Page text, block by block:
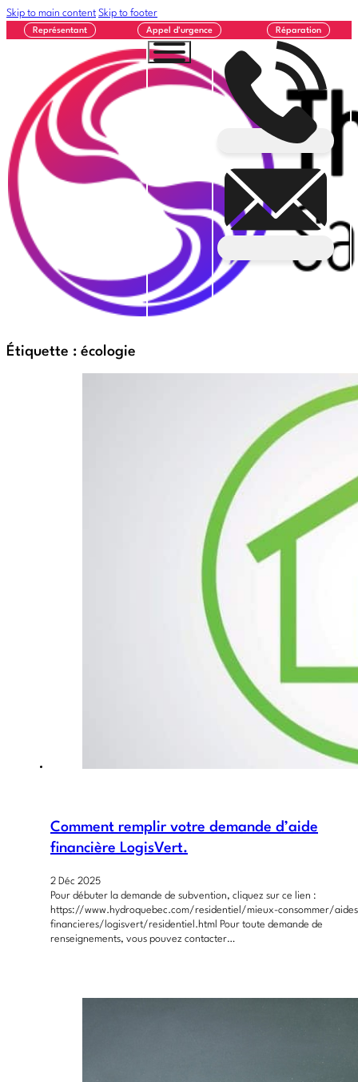
Skip to main content Skip to footer
Représentant Appel d'urgence Réparation
Étiquette : écologie
Comment remplir votre demande d’aide
financière LogisVert.
2 Déc 2025
Pour débuter la demande de subvention, cliquez sur ce lien :
https://www.hydroquebec.com/residentiel/mieux-consommer/
financieres/logisvert/residentiel.html Pour toute demande de
renseignements, vous pouvez contacter…